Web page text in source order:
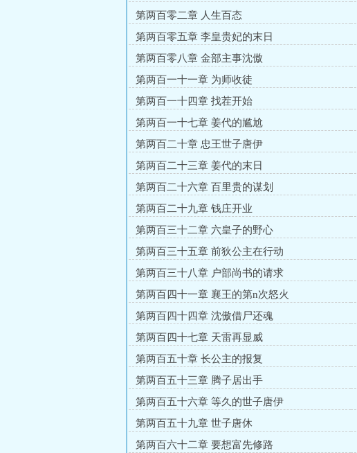
第两百零二章 人生百态
第两百零五章 李皇贵妃的末日
第两百零八章 金部主事沈傲
第两百一十一章 为师收徒
第两百一十四章 找茬开始
第两百一十七章 姜代的尴尬
第两百二十章 忠王世子唐伊
第两百二十三章 姜代的末日
第两百二十六章 百里贵的谋划
第两百二十九章 钱庄开业
第两百三十二章 六皇子的野心
第两百三十五章 前狄公主在行动
第两百三十八章 户部尚书的请求
第两百四十一章 襄王的第n次怒火
第两百四十四章 沈傲借尸还魂
第两百四十七章 天雷再显威
第两百五十章 长公主的报复
第两百五十三章 腾子居出手
第两百五十六章 等久的世子唐伊
第两百五十九章 世子唐休
第两百六十二章 要想富先修路